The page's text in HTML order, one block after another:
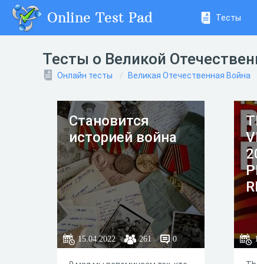
Online Test Pad Тесты
Тесты о Великой
Онлайн тесты Великая Отечественная Война
Становится
историей война
15.04.2022 261 0